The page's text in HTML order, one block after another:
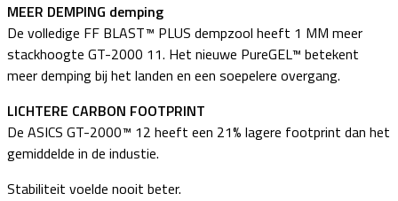
MEER DEMPING demping
De volledige FF BLAST™ PLUS dempzool heeft 1 MM meer
stackhoogte GT-2000 11. Het nieuwe PureGEL™ betekent
meer demping bij het landen en een soepelere overgang.
LICHTERE CARBON FOOTPRINT
De ASICS GT-2000™ 12 heeft een 21% lagere footprint dan het
gemiddelde in de industie.
Stabiliteit voelde nooit beter.